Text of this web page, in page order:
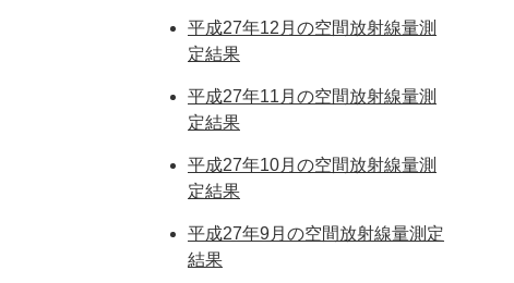
平成27年12月の空間放射線量測
定結果
平成27年11月の空間放射線量測
定結果
平成27年10月の空間放射線量測
定結果
平成27年9月の空間放射線量測定
結果